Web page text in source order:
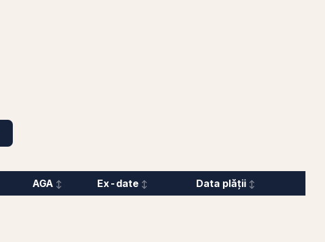
AGA Ex-date Data plății